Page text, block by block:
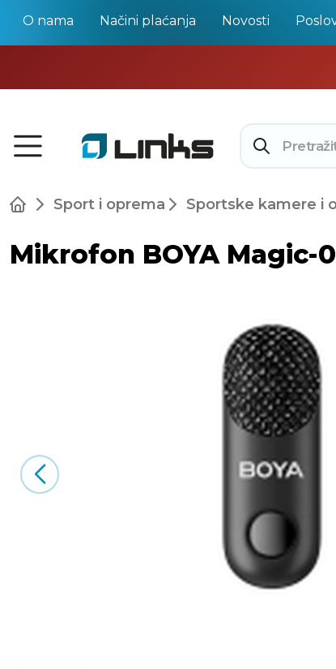
O nama Načini plaćanja Novosti
Sport i oprema Sportske kamere i
Mikrofon BOYA Magic-